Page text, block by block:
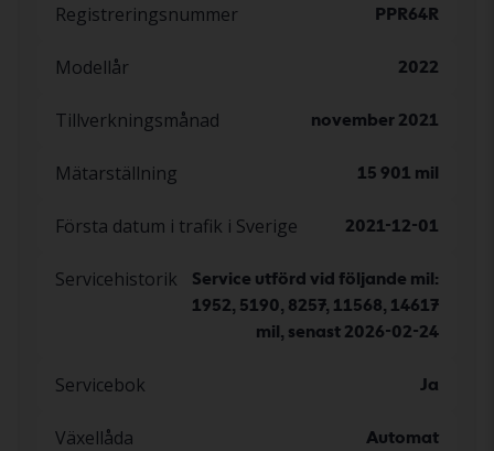
Registreringsnummer PPR64R
Modellår 2022
Tillverkningsmånad november 2021
Mätarställning 15 901 mil
Första datum i trafik i Sverige 2021-12-01
Servicehistorik
Service utförd vid följande mil:
1952, 5190, 8257, 11568, 14617
mil, senast 2026-02-24
Servicebok Ja
Växellåda Automat